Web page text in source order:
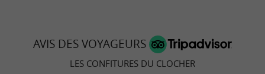
préservent legoût pur des fruits. Les clients
peuvent ainsi savourer des confitures sans
AVIS DES VOYAGEURS
LES CONFITURES DU CLOCHER